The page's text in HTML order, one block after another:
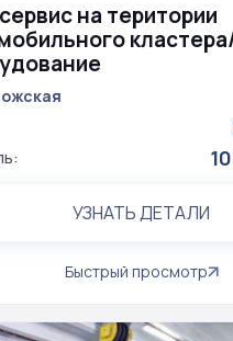
на територии
УЗНАТЬ ДЕТАЛИ
Быстрый просмотр